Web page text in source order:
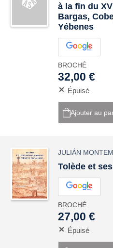
à la fin du
Bargas,
Yébenes
BROCHÉ
32,00 €
Épuisé
Ajouter au
JULIÁN
Tolède et
BROCHÉ
27,00 €
Épuisé